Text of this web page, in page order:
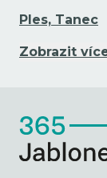
Ples, Tanec
Zobrazit